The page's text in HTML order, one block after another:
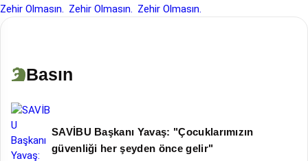
Basın
SAVİBU Başkanı Yavaş: "Çocuklarımızın
güvenliği her şeyden önce gelir"